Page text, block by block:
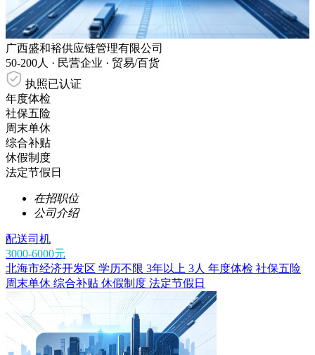
广西盛和裕供应链管理有限公司
50-200人 · 民营企业 · 贸易/百货
执照已认证
年度体检
社保五险
周末单休
综合补贴
休假制度
法定节假日
在招职位
公司介绍
配送司机
3000-6000元
北海市经济开发区 学历不限 3年以上 3人 年度体检 社保五险
周末单休 综合补贴 休假制度 法定节假日